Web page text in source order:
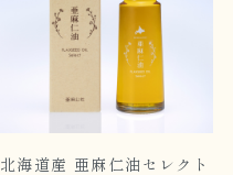
北海道産 亜麻仁油セレクト